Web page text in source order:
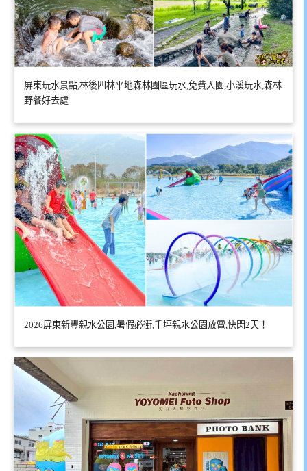
屏東玩水景點,林後四林平地森林園區玩水,免費入園,小溪玩水,森林
野餐好去處
2026屏東新豐親水公園,暑假必衝,千坪親水公園放電,快閃2天！